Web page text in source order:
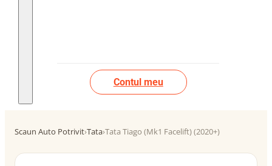
Contul meu
Scaun Auto Potrivit›Tata›Tata Tiago (Mk1 Facelift) (2020+)